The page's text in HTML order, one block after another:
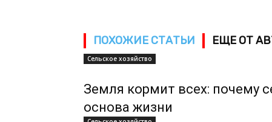
ПОХОЖИЕ СТАТЬИ ЕЩЕ ОТ
Сельское хозяйство
Земля кормит всех: почему
основа жизни